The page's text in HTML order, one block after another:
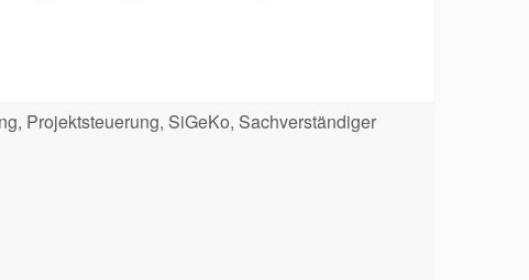
Projektsteuerung, SiGeKo, Sachverständiger